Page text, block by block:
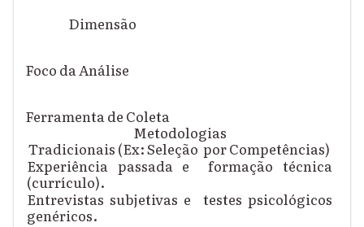
Dimensão
Foco da Análise
Ferramenta de Coleta
Metodologias
Tradicionais (Ex: Seleçãopor Competências)
Experiência passada e formação técnica
(currículo).
Entrevistas subjetivas e testes psicológicos
genéricos.